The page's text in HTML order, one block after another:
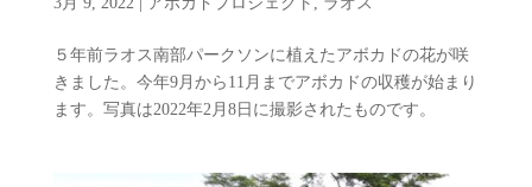
５年前ラオス南部パークソンに植えたアボカドの花が咲
きました。今年9月から11月までアボカドの収穫が始まり
ます。写真は2022年2月8日に撮影されたものです。